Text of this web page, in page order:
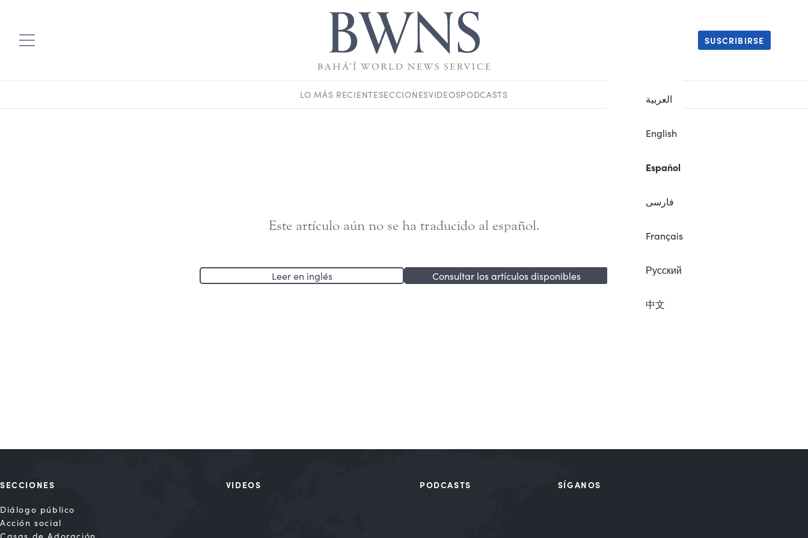
العربية
English
Español
فارسی
Français
Русский
中文
SUSCRIBIRSE
LO MÁS RECIENTESECCIONESVIDEOSPODCASTS
Este artículo aún no se ha traducido al español.
Leer en inglés Consultar los artículos disponibles
SECCIONES
Diálogo público
Acción social
Casas de Adoración
VIDEOS PODCASTS SÍGANOS